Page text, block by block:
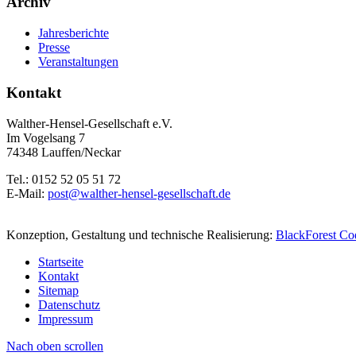
Jahresberichte
Presse
Veranstaltungen
Kontakt
Walther-Hensel-Gesellschaft e.V.
Im Vogelsang 7
74348 Lauffen/Neckar
Tel.: 0152 52 05 51 72
E-Mail: post@walther-hensel-gesellschaft.de
Konzeption, Gestaltung und technische Realisierung: BlackForest
Startseite
Kontakt
Sitemap
Datenschutz
Impressum
Nach oben scrollen